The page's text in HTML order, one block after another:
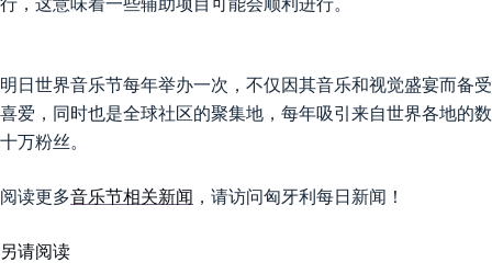
明日世界音乐节每年举办一次，不仅因其音乐和视觉盛宴而备受
喜爱，同时也是全球社区的聚集地，每年吸引来自世界各地的数
十万粉丝。
阅读更多音乐节相关新闻 ，请访问匈牙利每日新闻！
另请阅读